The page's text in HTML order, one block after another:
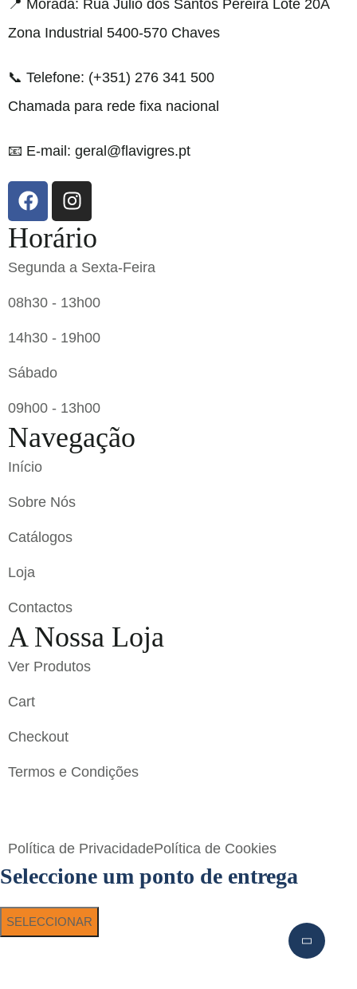
📍 Morada: Rua Júlio dos Santos Pereira Lote 20A
Zona Industrial 5400-570 Chaves
📞 Telefone: (+351) 276 341 500
Chamada para rede fixa nacional
📧 E-mail: geral@flavigres.pt
Horário
Segunda a Sexta-Feira
08h30 - 13h00
14h30 - 19h00
Sábado
09h00 - 13h00
Navegação
Início
Sobre Nós
Catálogos
Loja
Contactos
A Nossa Loja
Ver Produtos
Cart
Checkout
Termos e Condições
Política de PrivacidadePolítica de Cookies
Seleccione um ponto de entrega
SELECCIONAR